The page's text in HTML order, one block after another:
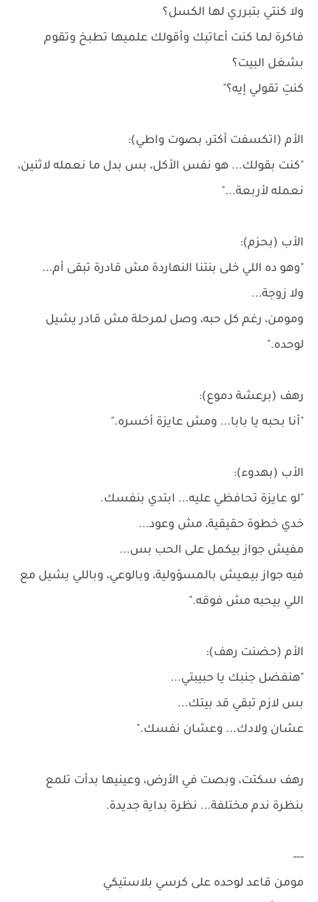
ولا كنتي بتبرري لها الكسل؟
فاكرة لما كنت أعاتبك وأقولك علميها تطبخ وتقوم
بشغل البيت؟
كنتِ تقولي إيه؟"
الأم (اتكسفت أكتر، بصوت واطي):
"كنت بقولك... هو نفس الأكل، بس بدل ما نعمله لاثنين،
نعمله لأربعة..."
الأب (بحزم):
"وهو ده اللي خلى بنتنا النهاردة مش قادرة تبقى أم...
ولا زوجة...
ومومن، رغم كل حبه، وصل لمرحلة مش قادر يشيل
لوحده."
رهف (برعشة دموع):
"أنا بحبه يا بابا... ومش عايزة أخسره."
الأب (بهدوء):
"لو عايزة تحافظي عليه... ابتدي بنفسك.
خدي خطوة حقيقية، مش وعود...
مفيش جواز بيكمل على الحب بس...
فيه جواز بيعيش بالمسؤولية، وبالوعي، وباللي يشيل مع
اللي بيحبه مش فوقه."
الأم (حضنت رهف):
"هنفضل جنبك يا حبيبتي...
بس لازم تبقي قد بيتك...
عشان ولادك... وعشان نفسك."
رهف سكتت، وبصت في الأرض، وعينيها بدأت تلمع
بنظرة ندم مختلفة... نظرة بداية جديدة.
---
مومن قاعد لوحده على كرسي بلاستيكي